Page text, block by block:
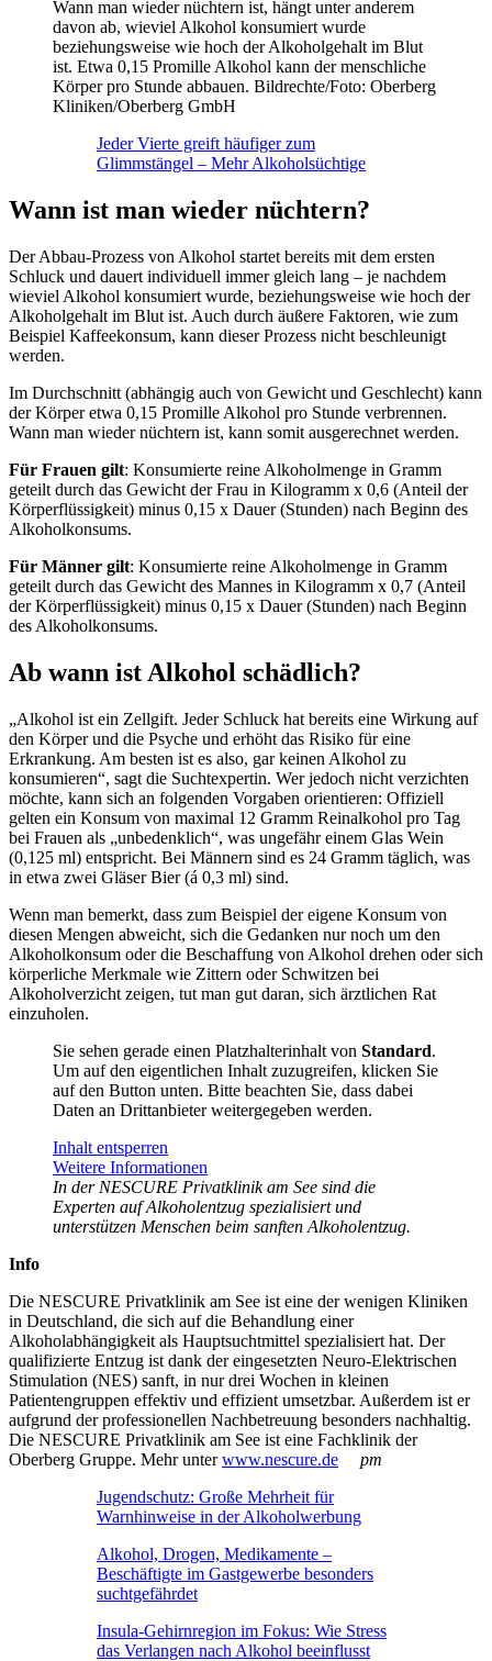
Wann man wieder nüchtern ist, hängt unter anderem
davon ab, wieviel Alkohol konsumiert wurde
beziehungsweise wie hoch der Alkoholgehalt im Blut
ist. Etwa 0,15 Promille Alkohol kann der menschliche
Körper pro Stunde abbauen. Bildrechte/Foto: Oberberg
Kliniken/Oberberg GmbH
Jeder Vierte greift häufiger zum
Glimmstängel – Mehr Alkoholsüchtige
Wann ist man wieder nüchtern?
Der Abbau-Prozess von Alkohol startet bereits mit dem ersten
Schluck und dauert individuell immer gleich lang – je nachdem
wieviel Alkohol konsumiert wurde, beziehungsweise wie hoch der
Alkoholgehalt im Blut ist. Auch durch äußere Faktoren, wie zum
Beispiel Kaffeekonsum, kann dieser Prozess nicht beschleunigt
werden.
Im Durchschnitt (abhängig auch von Gewicht und Geschlecht) kann
der Körper etwa 0,15 Promille Alkohol pro Stunde verbrennen.
Wann man wieder nüchtern ist, kann somit ausgerechnet werden.
Für Frauen gilt: Konsumierte reine Alkoholmenge in Gramm
geteilt durch das Gewicht der Frau in Kilogramm x 0,6 (Anteil der
Körperflüssigkeit) minus 0,15 x Dauer (Stunden) nach Beginn des
Alkoholkonsums.
Für Männer gilt: Konsumierte reine Alkoholmenge in Gramm
geteilt durch das Gewicht des Mannes in Kilogramm x 0,7 (Anteil
der Körperflüssigkeit) minus 0,15 x Dauer (Stunden) nach Beginn
des Alkoholkonsums.
Ab wann ist Alkohol schädlich?
„Alkohol ist ein Zellgift. Jeder Schluck hat bereits eine Wirkung auf
den Körper und die Psyche und erhöht das Risiko für eine
Erkrankung. Am besten ist es also, gar keinen Alkohol zu
konsumieren“, sagt die Suchtexpertin. Wer jedoch nicht verzichten
möchte, kann sich an folgenden Vorgaben orientieren: Offiziell
gelten ein Konsum von maximal 12 Gramm Reinalkohol pro Tag
bei Frauen als „unbedenklich“, was ungefähr einem Glas Wein
(0,125 ml) entspricht. Bei Männern sind es 24 Gramm täglich, was
in etwa zwei Gläser Bier (á 0,3 ml) sind.
Wenn man bemerkt, dass zum Beispiel der eigene Konsum von
diesen Mengen abweicht, sich die Gedanken nur noch um den
Alkoholkonsum oder die Beschaffung von Alkohol drehen oder sich
körperliche Merkmale wie Zittern oder Schwitzen bei
Alkoholverzicht zeigen, tut man gut daran, sich ärztlichen Rat
einzuholen.
Sie sehen gerade einen Platzhalterinhalt von Standard.
Um auf den eigentlichen Inhalt zuzugreifen, klicken Sie
auf den Button unten. Bitte beachten Sie, dass dabei
Daten an Drittanbieter weitergegeben werden.
Inhalt entsperren
Weitere Informationen
In der NESCURE Privatklinik am See sind die
Experten auf Alkoholentzug spezialisiert und
unterstützen Menschen beim sanften Alkoholentzug.
Info
Die NESCURE Privatklinik am See ist eine der wenigen Kliniken
in Deutschland, die sich auf die Behandlung einer
Alkoholabhängigkeit als Hauptsuchtmittel spezialisiert hat. Der
qualifizierte Entzug ist dank der eingesetzten Neuro-Elektrischen
Stimulation (NES) sanft, in nur drei Wochen in kleinen
Patientengruppen effektiv und effizient umsetzbar. Außerdem ist er
aufgrund der professionellen Nachbetreuung besonders nachhaltig.
Die NESCURE Privatklinik am See ist eine Fachklinik der
Oberberg Gruppe. Mehr unterwww.nescure.de
pm
Jugendschutz: Große Mehrheit für
Warnhinweise in der Alkoholwerbung
Alkohol, Drogen, Medikamente –
Beschäftigte im Gastgewerbe besonders
suchtgefährdet
Insula-Gehirnregion im Fokus: Wie Stress
das Verlangen nach Alkohol beeinflusst